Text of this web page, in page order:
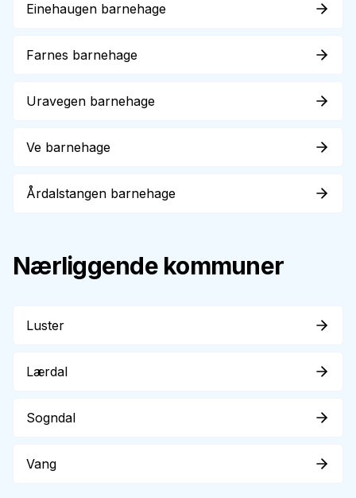
Einehaugen barnehage
Farnes barnehage
Uravegen barnehage
Ve barnehage
Årdalstangen barnehage
Nærliggende kommuner
Luster
Lærdal
Sogndal
Vang